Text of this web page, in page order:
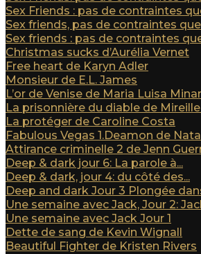
Sex Friends : pas de contraintes
Sex friends, pas de contraintes
Sex friends : pas de contraintes
Christmas sucks d’Aurélia Vernet
Free heart de Karyn Adler
Monsieur de E.L. James
L’or de Venise de Maria Luisa
La prisonnière du diable de
La protéger de Caroline Costa
Fabulous Vegas 1.Deamon de
Attirance criminelle 2 de Jenn
Deep & dark jour 6: La parole à...
Deep & dark, jour 4: du côté des...
Deep and dark Jour 3 Plongée
Une semaine avec Jack, Jour 2:
Une semaine avec Jack Jour 1
Dette de sang de Kevin Wignall
Beautiful Fighter de Kristen Rivers